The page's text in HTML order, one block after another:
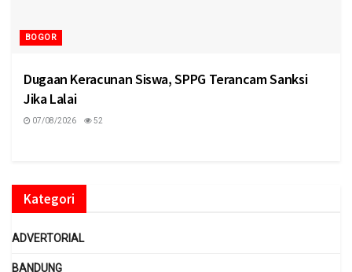
BOGOR
Dugaan Keracunan Siswa, SPPG Terancam Sanksi
Jika Lalai
07/08/2026 52
Kategori
ADVERTORIAL
BANDUNG